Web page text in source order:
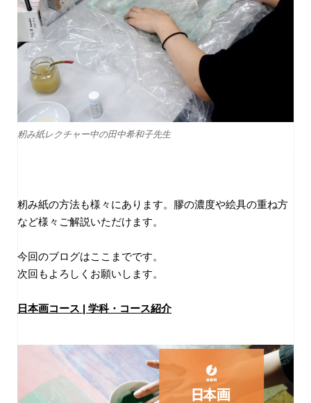
籾み紙レクチャー中の田中希和子先生
籾み紙の方法も様々にあります。膠の濃度や絵具の重ね方
など様々ご解説いただけます。
今回のブログはここまでです。
次回もよろしくお願いします。
日本画コース | 学科・コース紹介